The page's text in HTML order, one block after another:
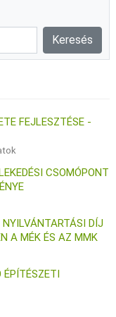
FEJLESZTÉSE -
CSOMÓPONT
DÍJ
A MÉK ÉS AZ MMK
ÉPÍTÉSZETI